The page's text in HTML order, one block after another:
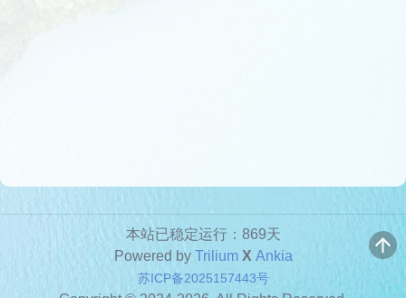
本站已稳定运行：869天
Powered by TriliumX Ankia
苏ICP备2025157443号